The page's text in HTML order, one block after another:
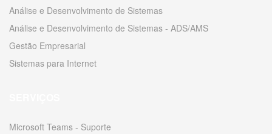
Análise e Desenvolvimento de Sistemas
Análise e Desenvolvimento de Sistemas - ADS/AMS
Gestão Empresarial
Sistemas para Internet
Microsoft Teams - Suporte